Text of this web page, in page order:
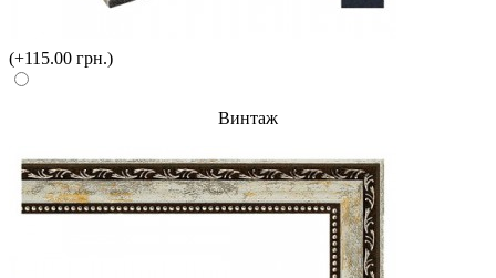
(+115.00 грн.)
Винтаж